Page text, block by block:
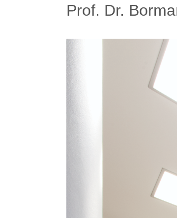
Prof. Dr.